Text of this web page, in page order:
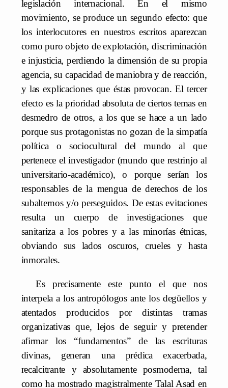
legislación internacional. En el mismo
movimiento, se produce un segundo efecto: que
los interlocutores en nuestros escritos aparezcan
como puro objeto de explotación, discriminación
e injusticia, perdiendo la dimensión de su propia
agencia, su capacidad de maniobra y de reacción,
y las explicaciones que éstas provocan. El tercer
efecto es la prioridad absoluta de ciertos temas en
desmedro de otros, a los que se hace a un lado
porque sus protagonistas no gozan de la simpatía
política o sociocultural del mundo al que
pertenece el investigador (mundo que restrinjo al
universitario-académico), o porque serían los
responsables de la mengua de derechos de los
subalternos y/o perseguidos. De estas evitaciones
resulta un cuerpo de investigaciones que
sanitariza a los pobres y a las minorías étnicas,
obviando sus lados oscuros, crueles y hasta
inmorales.
Es precisamente este punto el que nos
interpela a los antropólogos ante los degüellos y
atentados producidos por distintas tramas
organizativas que, lejos de seguir y pretender
afirmar los “fundamentos” de las escrituras
divinas, generan una prédica exacerbada,
recalcitrante y absolutamente posmoderna, tal
como ha mostrado magistralmente Talal Asad en